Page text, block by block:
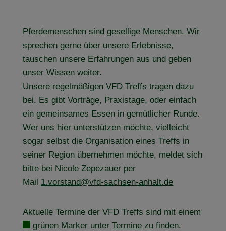
Pferdemenschen sind gesellige Menschen. Wir
sprechen gerne über unsere Erlebnisse,
tauschen unsere Erfahrungen aus und geben
unser Wissen weiter.
Unsere regelmäßigen VFD Treffs tragen dazu
bei. Es gibt Vorträge, Praxistage, oder einfach
ein gemeinsames Essen in gemütlicher Runde.
Wer uns hier unterstützen möchte, vielleicht
sogar selbst die Organisation eines Treffs in
seiner Region übernehmen möchte, meldet sich
bitte bei Nicole Zepezauer per
Mail 1.vorstand@vfd-sachsen-anhalt.de
Aktuelle Termine der VFD Treffs sind mit einem
grünen Marker unterTermine zu finden.